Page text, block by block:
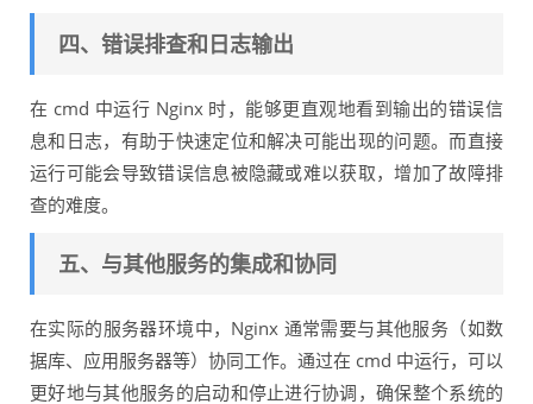
四、错误排查和日志输出
在 cmd 中运行 Nginx 时，能够更直观地看到输出的错误信
息和日志，有助于快速定位和解决可能出现的问题。而直接
运行可能会导致错误信息被隐藏或难以获取，增加了故障排
查的难度。
五、与其他服务的集成和协同
在实际的服务器环境中，Nginx 通常需要与其他服务（如数
据库、应用服务器等）协同工作。通过在 cmd 中运行，可以
更好地与其他服务的启动和停止进行协调，确保整个系统的